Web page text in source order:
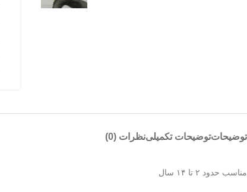
توضیحاتتوضیحات تکمیلینظرات (0)
مناسب حدود ۲ تا ۱۴ سال